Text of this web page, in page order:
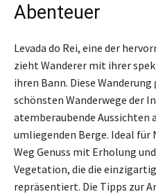
Abenteuer
Levada do Rei, eine der
zieht Wanderer mit ihrer
ihren Bann. Diese
schönsten Wanderwege der
atemberaubende Aussichten
umliegenden Berge. Ideal
Weg Genuss mit Erholung
Vegetation, die die
repräsentiert. Die Tipps zur